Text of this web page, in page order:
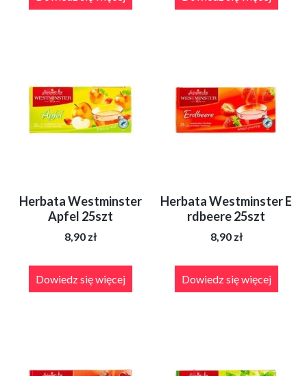
Herbata Westminster
Apfel 25szt
8,90 zł
Dowiedz się więcej
Herbata Westminster E
rdbeere 25szt
8,90 zł
Dowiedz się więcej